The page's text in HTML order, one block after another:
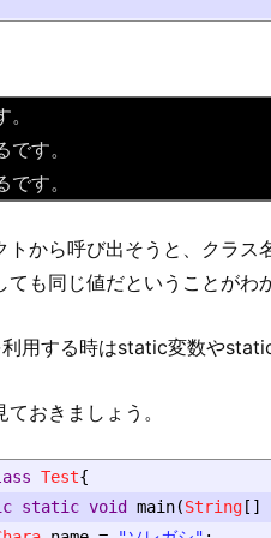
す。
す。
トから呼び出そうと、クラ
ても同じ値だということがわ
用する時はstatic変数や
おきましょう。
Test{
static void main(String []